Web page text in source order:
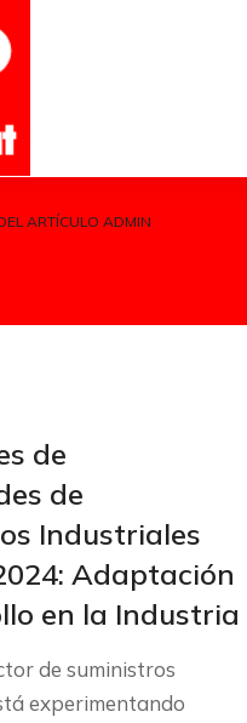
ARTÍCULO ADMIN
de
de
Industriales
Adaptación
en la Industria
de suministros
experimentando